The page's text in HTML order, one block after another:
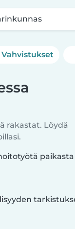
Vahvistukset
rakastat. Löydä
paikasta